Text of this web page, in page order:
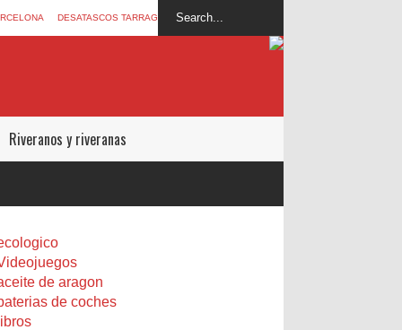
DESATASCOS TARRAGONA
Riveranos y riveranas
de aragon
de coches
libros